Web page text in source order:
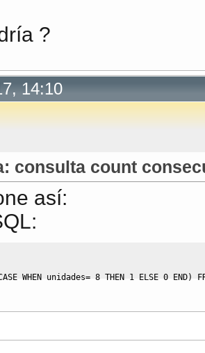
?
14:10
consulta count
así:
WHEN unidades= 8 THEN 1 ELSE 0 END)